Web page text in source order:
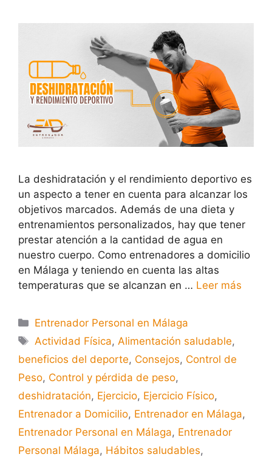
La deshidratación y el rendimiento deportivo es
un aspecto a tener en cuenta para alcanzar los
objetivos marcados. Además de una dieta y
entrenamientos personalizados, hay que tener
prestar atención a la cantidad de agua en
nuestro cuerpo. Como entrenadores a domicilio
en Málaga y teniendo en cuenta las altas
temperaturas que se alcanzan en … Leer más
Entrenador Personal en Málaga
Actividad Física, Alimentación saludable,
beneficios del deporte, Consejos, Control de
Peso, Control y pérdida de peso,
deshidratación, Ejercicio, Ejercicio Físico,
Entrenador a Domicilio, Entrenador en Málaga,
Entrenador Personal en Málaga, Entrenador
Personal Málaga, Hábitos saludables,